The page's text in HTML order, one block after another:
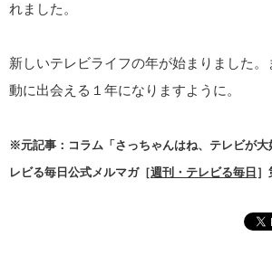
れました。
新しいテレビライフの年が始まりました
動に出会える１年になりますように。
※元記事：コラム「さっちゃんはね、テレビが
レビる毎日公式メルマガ［週刊・テレビる毎日 ］